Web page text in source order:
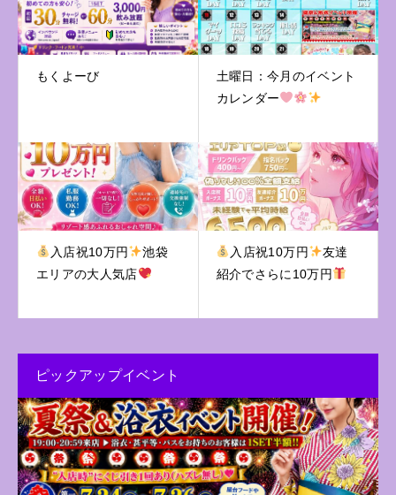
もくよーび
土曜日：今月のイベント
カレンダー
入店祝10万円
池袋
エリアの大人気店
入店祝10万円
友達
紹介でさらに10万円
ピックアップイベント